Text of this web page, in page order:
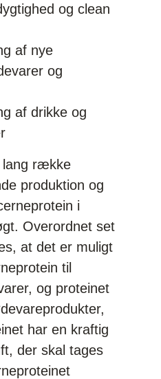
og clean
af nye
og
af drikke og
lang række
produktion og
i
Overordnet set
at det er muligt
til
og proteinet
har en kraftig
der skal tages